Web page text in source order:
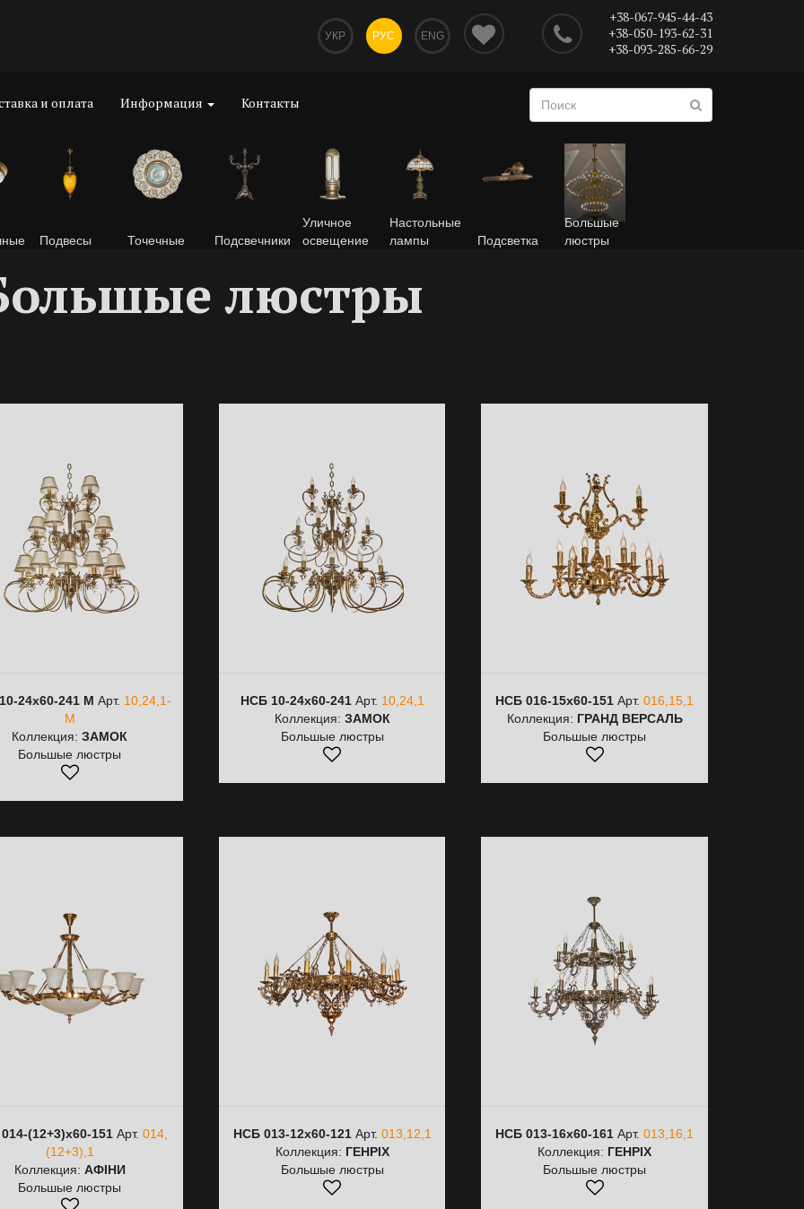
УКР РУС ENG
+38-067-945-44-43
+38-050-193-62-31
+38-093-285-66-29
и оплата Информация Контакты
Подвесы Точечные Подсвечники
Уличное
освещение
Настольные
лампы
Подсветка
Большые
люстры
люстры
24х60-241 M Арт. 10,24,1-
M
Коллекция:ЗАМОК
Большые люстры
НСБ 10-24х60-241Арт. 10,24,1
Коллекция: ЗАМОК
Большые люстры
НСБ 016-15х60-151 Арт.016,15,1
Коллекция: ГРАНД ВЕРСАЛЬ
Большые люстры
(12+3)х60-151 Арт.014,
(12+3),1
Коллекция: АФІНИ
Большые люстры
НСБ 013-12х60-121Арт. 013,12,1
Коллекция: ГЕНРІХ
Большые люстры
НСБ 013-16х60-161 Арт.013,16,1
Коллекция: ГЕНРІХ
Большые люстры